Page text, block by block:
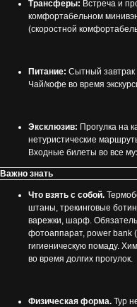
Трансферы: Встреча и
комфортабельном
(скоростной
Питание: Сытный завтрак
Чай/кофе во время
Эксклюзив: Прогулка на
нетуристические
Входные билеты во все
Важно знать
Что взять с собой.
штаны, трекинговые
варежки, шарф.
фотоаппарат, power bank
гигиеническую помаду.
во время долгих прогулок.
Физическая форма. Тур